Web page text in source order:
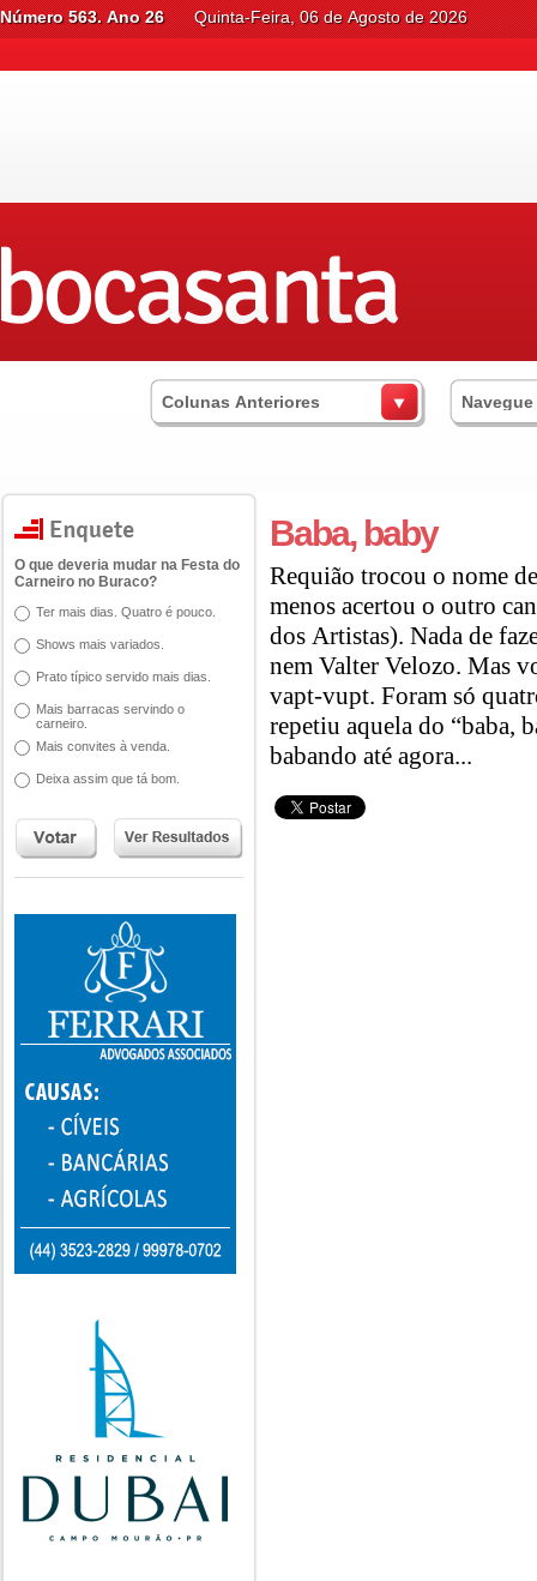
Número 563. Ano 26 Quinta-Feira, 06 de Agosto de 2026
Colunas Anteriores
O que deveria mudar na Festa do
Carneiro no Buraco?
Ter mais dias. Quatro é pouco.
Shows mais variados.
Prato típico servido mais dias.
Mais barracas servindo o
carneiro.
Mais convites à venda.
Deixa assim que tá bom.
Baba, baby
Requião trocou o nome
menos acertou o outro
dos Artistas). Nada de
nem Valter Velozo. Mas
vapt-vupt. Foram só
repetiu aquela do “baba,
babando até agora...